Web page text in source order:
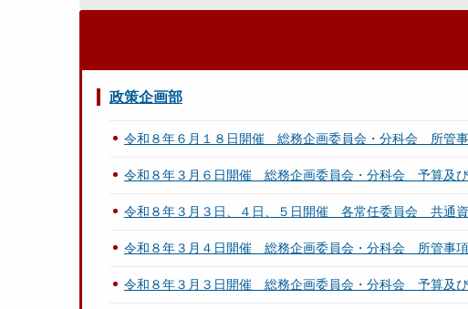
政策企画部
令和８年６月１８日開催 総務企画委員会・分科会 所管
令和８年３月６日開催 総務企画委員会・分科会 予算及び
令和８年３月３日、４日、５日開催 各常任委員会 共通
令和８年３月４日開催 総務企画委員会・分科会 所管事
令和８年３月３日開催 総務企画委員会・分科会 予算及び